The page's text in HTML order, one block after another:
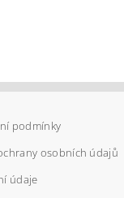
podmínky
osobních údajů
údaje